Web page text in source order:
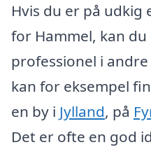
Hvis du er på
for Hammel, kan
professionel i
kan for eksempel
en by i Jylland, på
Det er ofte en god